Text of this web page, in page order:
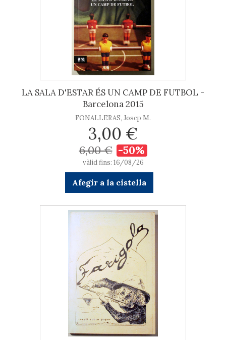
LA SALA D'ESTAR ÉS UN CAMP DE FUTBOL -
Barcelona 2015
FONALLERAS, Josep M.
3,00 €
6,00 € -50%
vàlid fins: 16/08/26
Afegir a la cistella